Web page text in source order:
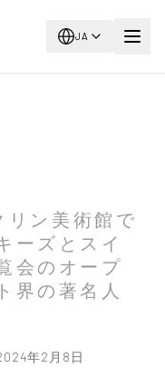
JA
リン美術館で
ーズとスイ
会のオープ
界の著名人
年2月8日